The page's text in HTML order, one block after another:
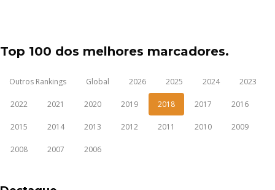
Top 100 dos melhores marcadores.
Outros Rankings Global 2026 2025 2024 2023
2022 2021 2020 2019 2018 2017 2016
2015 2014 2013 2012 2011 2010 2009
2008 2007 2006